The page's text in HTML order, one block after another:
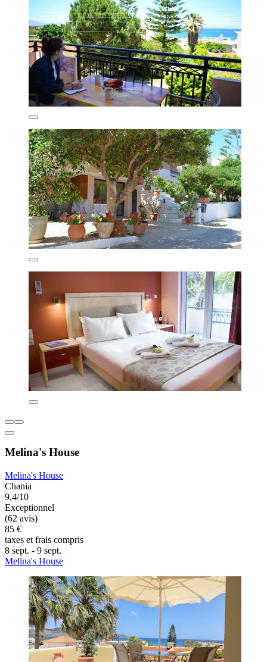
Melina's House
Melina's House
Chania
9,4/10
Exceptionnel
(62 avis)
85 €
taxes et frais compris
8 sept. - 9 sept.
Melina's House